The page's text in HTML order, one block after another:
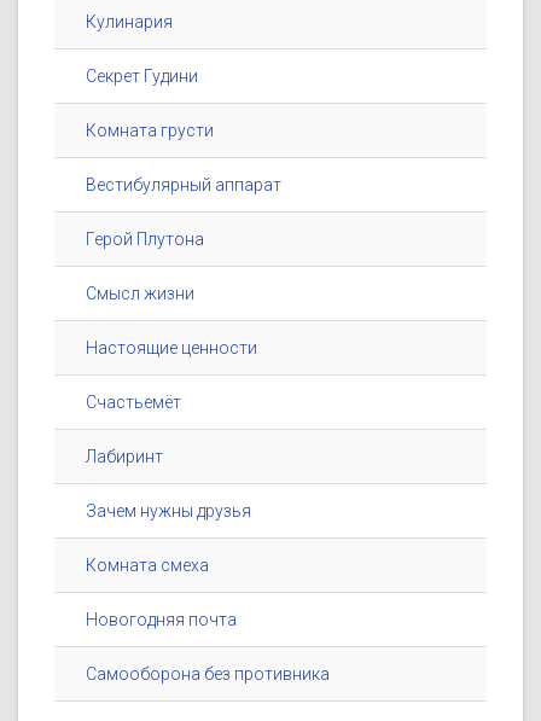
Кулинария
Секрет Гудини
Комната грусти
Вестибулярный аппарат
Герой Плутона
Смысл жизни
Настоящие ценности
Счастьемёт
Лабиринт
Зачем нужны друзья
Комната смеха
Новогодняя почта
Самооборона без противника